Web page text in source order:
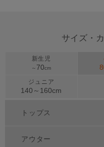
サイズ・
新生児
～ 70cm
ジュニア
140～ 160cm
トップス
アウター